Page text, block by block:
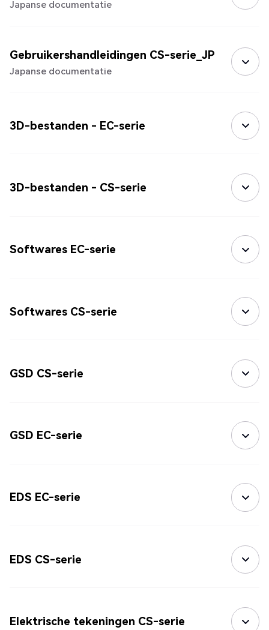
Japanse documentatie
Gebruikershandleidingen CS-serie_JP
Japanse documentatie
3D-bestanden - EC-serie
3D-bestanden - CS-serie
Softwares EC-serie
Softwares CS-serie
GSD CS-serie
GSD EC-serie
EDS EC-serie
EDS CS-serie
Elektrische tekeningen CS-serie